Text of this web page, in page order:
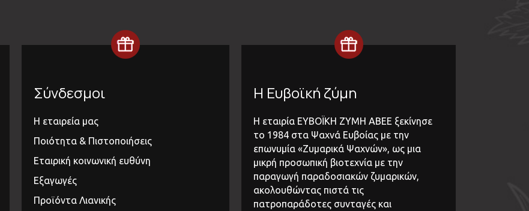
Σύνδεσμοι
Η εταιρεία μας
Ποιότητα & Πιστοποιήσεις
Εταιρική κοινωνική ευθύνη
Εξαγωγές
Προϊόντα Λιανικής
Η Ευβοϊκή ζύμη
Η εταιρία ΕΥΒΟΪΚΗ ΖΥΜΗ ΑΒΕΕ ξεκίνησε
το 1984 στα Ψαχνά Ευβοίας με την
επωνυμία «Ζυμαρικά Ψαχνών», ως μια
μικρή προσωπική βιοτεχνία με την
παραγωγή παραδοσιακών ζυμαρικών,
ακολουθώντας πιστά τις
πατροπαράδοτες συνταγές και